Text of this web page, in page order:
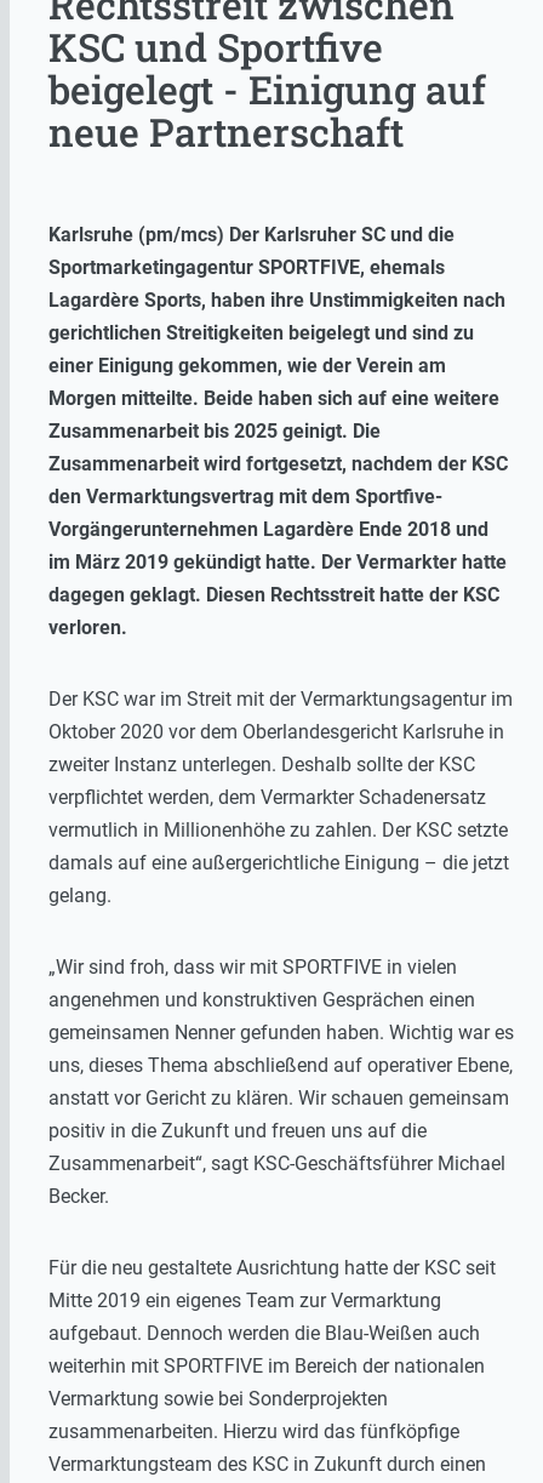
KSC und Sportfive
beigelegt - Einigung auf
neue Partnerschaft
Karlsruhe (pm/mcs) Der Karlsruher SC und die
Sportmarketingagentur SPORTFIVE, ehemals
Lagardère Sports, haben ihre Unstimmigkeiten nach
gerichtlichen Streitigkeiten beigelegt und sind zu
einer Einigung gekommen, wie der Verein am
Morgen mitteilte. Beide haben sich auf eine weitere
Zusammenarbeit bis 2025 geinigt. Die
Zusammenarbeit wird fortgesetzt, nachdem der KSC
den Vermarktungsvertrag mit dem Sportfive-
Vorgängerunternehmen Lagardère Ende 2018 und
im März 2019 gekündigt hatte. Der Vermarkter hatte
dagegen geklagt. Diesen Rechtsstreit hatte der KSC
verloren.
Der KSC war im Streit mit der Vermarktungsagentur im
Oktober 2020 vor dem Oberlandesgericht Karlsruhe in
zweiter Instanz unterlegen. Deshalb sollte der KSC
verpflichtet werden, dem Vermarkter Schadenersatz
vermutlich in Millionenhöhe zu zahlen. Der KSC setzte
damals auf eine außergerichtliche Einigung – die jetzt
gelang.
„Wir sind froh, dass wir mit SPORTFIVE in vielen
angenehmen und konstruktiven Gesprächen einen
gemeinsamen Nenner gefunden haben. Wichtig war es
uns, dieses Thema abschließend auf operativer Ebene,
anstatt vor Gericht zu klären. Wir schauen gemeinsam
positiv in die Zukunft und freuen uns auf die
Zusammenarbeit“, sagt KSC-Geschäftsführer Michael
Becker.
Für die neu gestaltete Ausrichtung hatte der KSC seit
Mitte 2019 ein eigenes Team zur Vermarktung
aufgebaut. Dennoch werden die Blau-Weißen auch
weiterhin mit SPORTFIVE im Bereich der nationalen
Vermarktung sowie bei Sonderprojekten
zusammenarbeiten. Hierzu wird das fünfköpfige
Vermarktungsteam des KSC in Zukunft durch einen